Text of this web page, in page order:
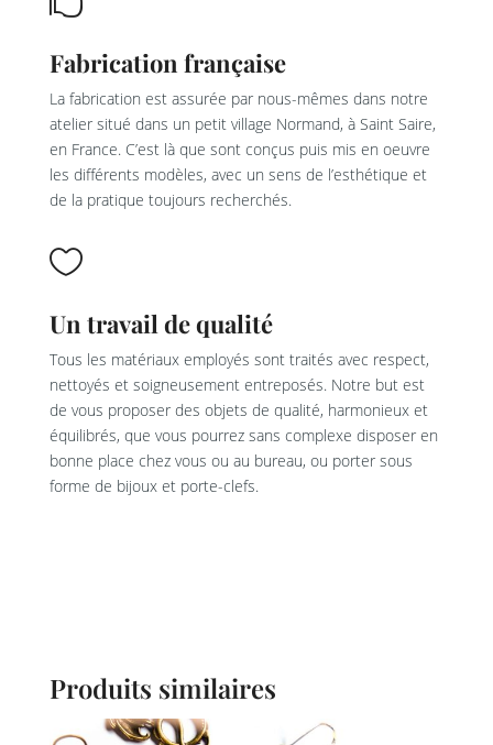
Fabrication française
La fabrication est assurée par nous-mêmes dans notre
atelier situé dans un petit village Normand, à Saint Saire,
en France. C’est là que sont conçus puis mis en oeuvre
les différents modèles, avec un sens de l’esthétique et
de la pratique toujours recherchés.

Un travail de qualité
Tous les matériaux employés sont traités avec respect,
nettoyés et soigneusement entreposés. Notre but est
de vous proposer des objets de qualité, harmonieux et
équilibrés, que vous pourrez sans complexe disposer en
bonne place chez vous ou au bureau, ou porter sous
forme de bijoux et porte-clefs.
Produits similaires